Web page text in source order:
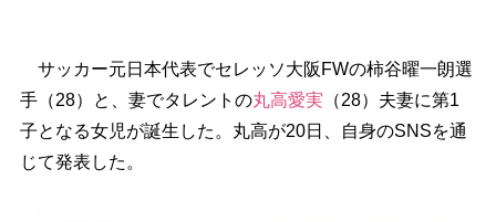
サッカー元日本代表でセレッソ大阪FWの柿谷曜一朗選
手（28）と、妻でタレントの丸高愛実 （28）夫妻に第1
子となる女児が誕生した。丸高が20日、自身のSNSを通
じて発表した。